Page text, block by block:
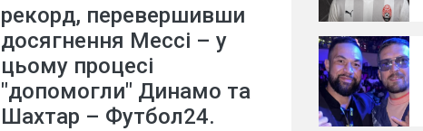
рекорд, перевершивши
досягнення Мессі – у
цьому процесі
"допомогли" Динамо та
Шахтар – Футбол24.